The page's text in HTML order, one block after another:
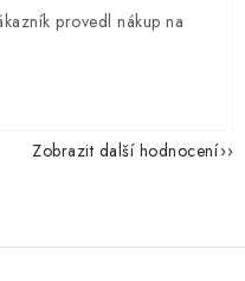
provedl nákup na
Zobrazit další hodnocení